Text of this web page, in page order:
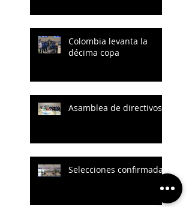
Colombia levanta la
décima copa
Asamblea de directivos
Selecciones confirmadas